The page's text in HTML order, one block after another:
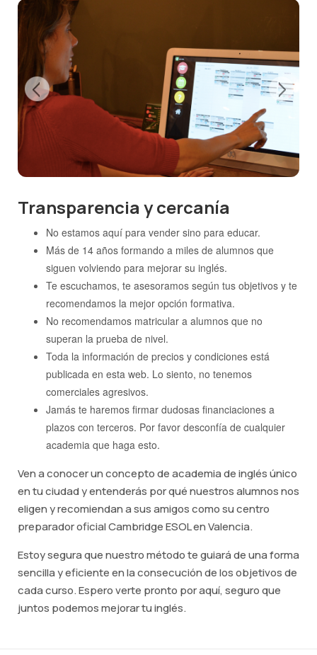
Transparencia y cercanía
No estamos aquí para vender sino para educar.
Más de 14 años formando a miles de alumnos que
siguen volviendo para mejorar su inglés.
Te escuchamos, te asesoramos según tus objetivos y te
recomendamos la mejor opción formativa.
No recomendamos matricular a alumnos que no
superan la prueba de nivel.
Toda la información de precios y condiciones está
publicada en esta web. Lo siento, no tenemos
comerciales agresivos.
Jamás te haremos firmar dudosas financiaciones a
plazos con terceros. Por favor desconfía de cualquier
academia que haga esto.
Ven a conocer un concepto de academia de inglés único
en tu ciudad y entenderás por qué nuestros alumnos nos
eligen y recomiendan a sus amigos como su centro
preparador oficial Cambridge ESOL en Valencia.
Estoy segura que nuestro método te guiará de una forma
sencilla y eficiente en la consecución de los objetivos de
cada curso. Espero verte pronto por aquí, seguro que
juntos podemos mejorar tu inglés.